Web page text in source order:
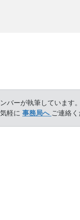
バーが執筆しています。
軽に 事務局へ ご連絡く